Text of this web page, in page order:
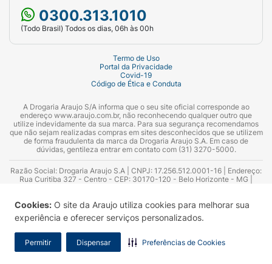
Cookies: O site da Araujo utiliza cookies para melhorar sua
experiência e oferecer serviços personalizados.
Permitir Dispensar Preferências de Cookies
0300.313.1010
(Todo Brasil) Todos os dias, 06h às 00h
Termo de Uso
Portal da Privacidade
Covid-19
Código de Ética e Conduta
A Drogaria Araujo S/A informa que o seu site oficial corresponde ao
endereço www.araujo.com.br, não reconhecendo qualquer outro que
utilize indevidamente da sua marca. Para sua segurança recomendamos
que não sejam realizadas compras em sites desconhecidos que se utilizem
de forma fraudulenta da marca da Drogaria Araujo S.A. Em caso de
dúvidas, gentileza entrar em contato com (31) 3270-5000.
Razão Social: Drogaria Araujo S.A | CNPJ: 17.256.512.0001-16 | Endereço:
Rua Curitiba 327 - Centro - CEP: 30170-120 - Belo Horizonte - MG |
Azevedo Guimarães – CRF 10.965 | Yasmin Silva Alvarenga – CRF 52.584 -
Consultor substituto: Thiago Aguiar Pinheiro - CRF Nº 13.748. Alvará
Sanitário: 2025020713 | Autorização de Funcionamento da Empresa (AFE):